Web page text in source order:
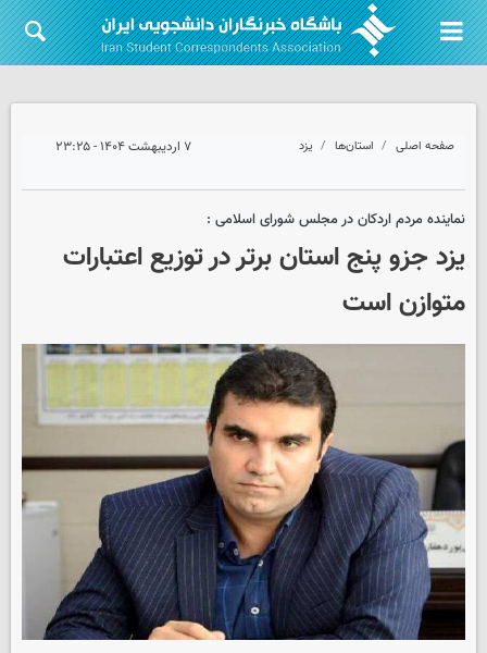
صفحه اصلی استان‌ها یزد ۷ اردیبهشت ۱۴۰۴ - ۲۳:۲۵
نماینده مردم اردکان در مجلس شورای اسلامی :
یزد جزو پنج استان برتر در توزیع اعتبارات
متوازن است